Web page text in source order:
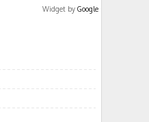
Widget by Google